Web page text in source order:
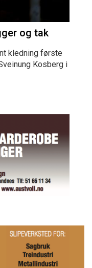
og tak
kledning første
Kosberg i